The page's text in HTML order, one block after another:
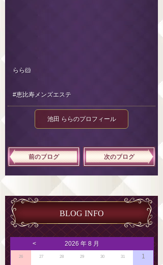
らら🐹
#恵比寿メンズエステ
池田 ららのプロフィール
前のブログ 次のブログ
BLOG INFO
< 2026 年 8 月
26 27 28 29 30 31
1